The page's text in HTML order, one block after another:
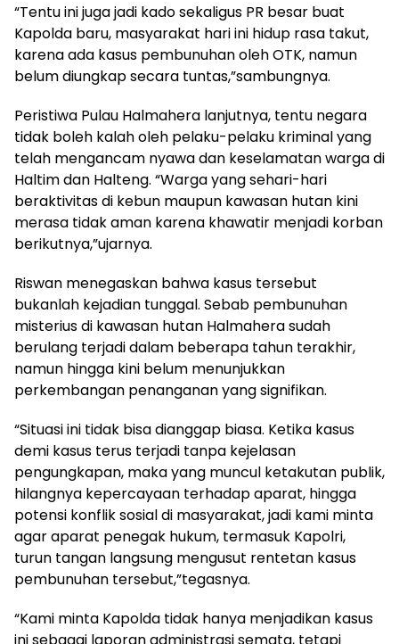
“Tentu ini juga jadi kado sekaligus PR besar buat
Kapolda baru, masyarakat hari ini hidup rasa takut,
karena ada kasus pembunuhan oleh OTK, namun
belum diungkap secara tuntas,”sambungnya.
Peristiwa Pulau Halmahera lanjutnya, tentu negara
tidak boleh kalah oleh pelaku-pelaku kriminal yang
telah mengancam nyawa dan keselamatan warga di
Haltim dan Halteng. “Warga yang sehari-hari
beraktivitas di kebun maupun kawasan hutan kini
merasa tidak aman karena khawatir menjadi korban
berikutnya,”ujarnya.
Riswan menegaskan bahwa kasus tersebut
bukanlah kejadian tunggal. Sebab pembunuhan
misterius di kawasan hutan Halmahera sudah
berulang terjadi dalam beberapa tahun terakhir,
namun hingga kini belum menunjukkan
perkembangan penanganan yang signifikan.
“Situasi ini tidak bisa dianggap biasa. Ketika kasus
demi kasus terus terjadi tanpa kejelasan
pengungkapan, maka yang muncul ketakutan publik,
hilangnya kepercayaan terhadap aparat, hingga
potensi konflik sosial di masyarakat, jadi kami minta
agar aparat penegak hukum, termasuk Kapolri,
turun tangan langsung mengusut rentetan kasus
pembunuhan tersebut,”tegasnya.
“Kami minta Kapolda tidak hanya menjadikan kasus
ini sebagai laporan administrasi semata, tetapi